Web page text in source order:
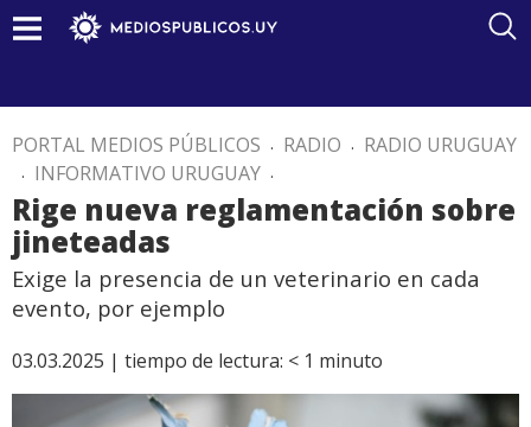
PORTAL MEDIOS PÚBLICOS . RADIO . RADIO URUGUAY
. INFORMATIVO URUGUAY .
Rige nueva reglamentación sobre
jineteadas
Exige la presencia de un veterinario en cada
evento, por ejemplo
03.03.2025 | tiempo de lectura: < 1 minuto